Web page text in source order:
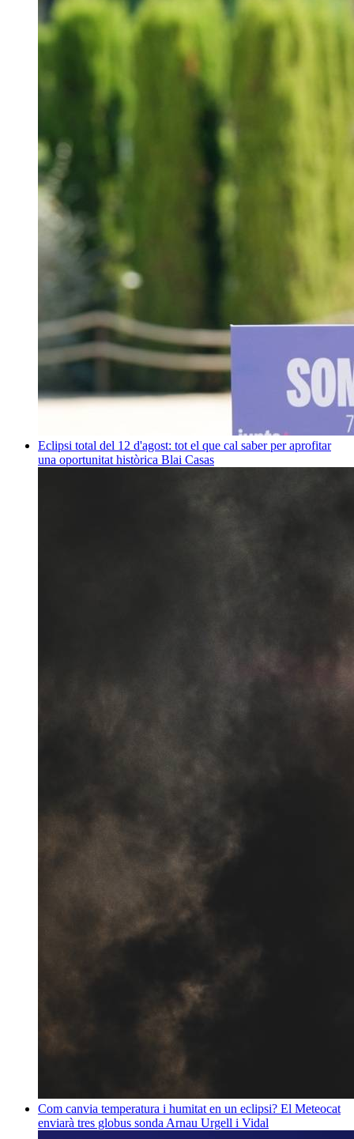
Eclipsi total del 12 d'agost: tot el que cal saber per aprofitar
una oportunitat històrica Blai Casas
Com canvia temperatura i humitat en un eclipsi? El Meteocat
enviarà tres globus sonda Arnau Urgell i Vidal